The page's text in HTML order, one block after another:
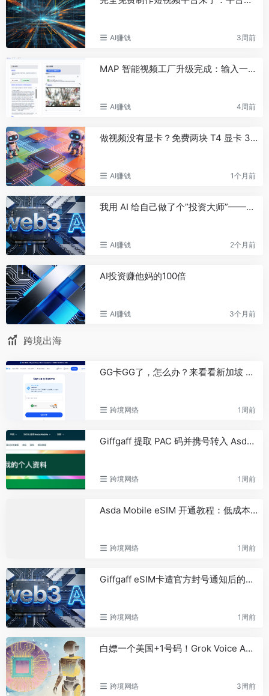
破沙箱范围，因沙箱配置错误
53
日本加密监管再出重拳！金融厅联
手警察厅发布11项防诈新规
54
是见底该抄底了？
55
Gate DexBuilder 发布首个事件合
约 Builder，面向全球 Builder 开放最高
300 万美元支持
56
AMD宣布将收购AI推理芯片初创公
司Taalas
57
币安完成Momentum（MMT）于
BEP20网络集成，并开放充提
币安：bStocks的4倍Alpha交易量
资格规则将于8月8日进行调整
59
阿里据悉拟向下一代千问Qwen开
源模型大型商用用户收取营收分成
60
莫斯科交易所拟推出加密资产数字
61
央行上海总部：持续防范处置虚拟
货币交易炒作风险
日本金融厅与警察厅联合要求加密
交易所强化反欺诈措施
63
Move 语言之父转投 Anthropic，
64
字节跳动瞄准打造接近Anthropic公
司Mythos水平的超大规模AI模型
65
韩国证券型代币发行二级法规草案
框架公布，拟允许资产池化并设定交易
66
Coldcard黑客再次将30枚BTC转移
至新钱包
67
CJS（中国巨石 600176.SH）等 10 个
人形机器人第一股的“孤独上市”：
CleanSpark Q3营收同比下降30%
70
华尔街早报：非农前夜鹰声压顶，
存储和AI软件股承压，铜价逼近历史新
高
71
比特币现货ETF昨日总净流入1.29
亿美元，持续4日净流入
72
以太坊现货ETF昨日总净流入
9215.09万美元，持续3日净流入
73
某以太坊OG巨鲸两个月累计花费
910万美元买入391万枚LIT
AI赚钱 3周前
MAP 智能视频工厂升级完成：输入一句话，自动成片
AI赚钱 4周前
做视频没有显卡？免费两块 T4 显卡 32GB 显存 + WebUI，一句话生成视频，全免费
AI赚钱 1个月前
我用 AI 给自己做了个”投资大师”——66 位大佬帮我看盘，部署在 HuggingFace 上，0 成本运营
AI赚钱 2个月前
AI投资赚他妈的100倍
AI赚钱 3个月前
跨境出海
GG卡GG了，怎么办？来看看新加坡 Eskimo eSIM 套餐免费注册+白送500MB全球（包括国内）流量
跨境网络 1周前
Giffgaff 提取 PAC 码并携号转入 Asda Mobile 完整教程
跨境网络 1周前
Asda Mobile eSIM 开通教程：低成本英国手机号保号完整指南
跨境网络 1周前
Giffgaff eSIM卡遭官方封号通知后的处理措施
跨境网络 1周前
白嫖一个美国+1号码！Grok Voice Agent 申请与语音接码攻略
跨境网络 3周前